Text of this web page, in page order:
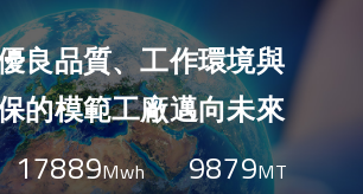
良品質、工作環境與
的模範工廠邁向未來
17889Mwh 9879MT